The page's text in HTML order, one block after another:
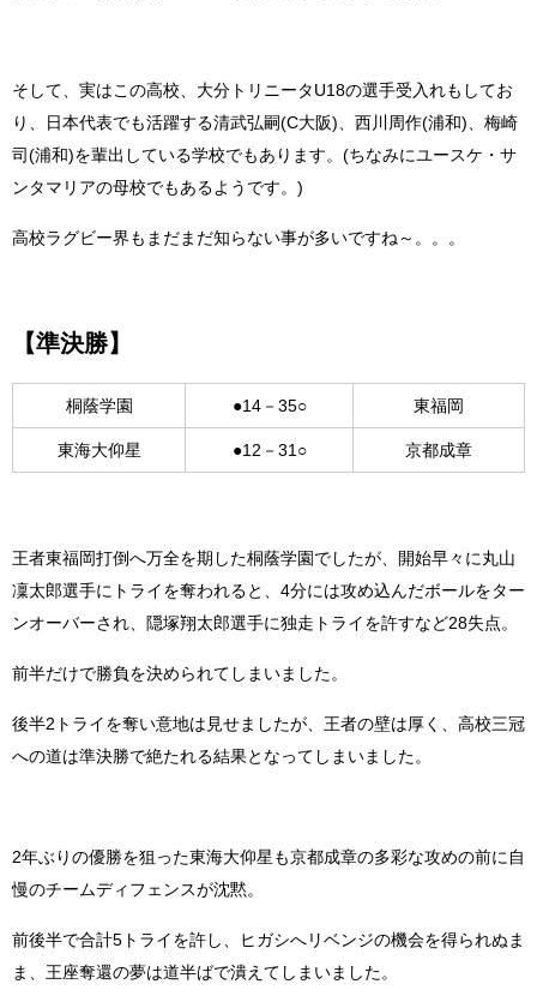
そして、実はこの高校、大分トリニータU18の選手受入れもしてお
り、日本代表でも活躍する清武弘嗣(C大阪)、西川周作(浦和)、梅崎
司(浦和)を輩出している学校でもあります。(ちなみにユースケ・サ
ンタマリアの母校でもあるようです。)
高校ラグビー界もまだまだ知らない事が多いですね～。。。
【準決勝】
桐蔭学園 ●14－35○ 東福岡
東海大仰星 ●12－31○ 京都成章
王者東福岡打倒へ万全を期した桐蔭学園でしたが、開始早々に丸山
凜太郎選手にトライを奪われると、4分には攻め込んだボールをター
ンオーバーされ、隠塚翔太郎選手に独走トライを許すなど28失点。
前半だけで勝負を決められてしまいました。
後半2トライを奪い意地は見せましたが、王者の壁は厚く、高校三冠
への道は準決勝で絶たれる結果となってしまいました。
2年ぶりの優勝を狙った東海大仰星も京都成章の多彩な攻めの前に自
慢のチームディフェンスが沈黙。
前後半で合計5トライを許し、ヒガシへリベンジの機会を得られぬま
ま、王座奪還の夢は道半ばで潰えてしまいました。